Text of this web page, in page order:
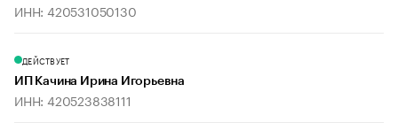
ИНН: 420531050130
ДЕЙСТВУЕТ
ИП Качина Ирина Игорьевна
ИНН: 420523838111